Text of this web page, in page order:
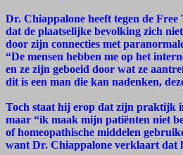
Dr. Chiappalone heeft tegen de Free
dat de plaatselijke bevolking zich
door zijn connecties met
“De mensen hebben me op het
en ze zijn geboeid door wat ze
dit is een man die kan nadenken,
Toch staat hij erop dat zijn praktijk
maar “ik maak mijn patiënten niet
of homeopathische middelen
want Dr. Chiappalone verklaart dat